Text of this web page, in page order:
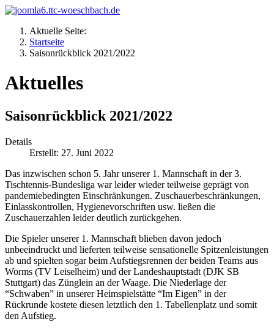
Aktuelle Seite:
Startseite
Saisonrückblick 2021/2022
Aktuelles
Saisonrückblick 2021/2022
Details
Erstellt: 27. Juni 2022
Das inzwischen schon 5. Jahr unserer 1. Mannschaft in der 3.
Tischtennis-Bundesliga war leider wieder teilweise geprägt von
pandemiebedingten Einschränkungen. Zuschauerbeschränkungen,
Einlasskontrollen, Hygienevorschriften usw. ließen die
Zuschauerzahlen leider deutlich zurückgehen.
Die Spieler unserer 1. Mannschaft blieben davon jedoch
unbeeindruckt und lieferten teilweise sensationelle Spitzenleistungen
ab und spielten sogar beim Aufstiegsrennen der beiden Teams aus
Worms (TV Leiselheim) und der Landeshauptstadt (DJK SB
Stuttgart) das Zünglein an der Waage. Die Niederlage der
“Schwaben” in unserer Heimspielstätte “Im Eigen” in der
Rückrunde kostete diesen letztlich den 1. Tabellenplatz und somit
den Aufstieg.